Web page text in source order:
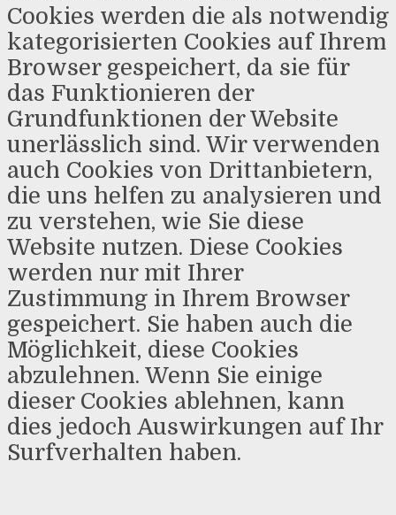
Cookies werden die als notwendig
kategorisierten Cookies auf Ihrem
Browser gespeichert, da sie für
das Funktionieren der
Grundfunktionen der Website
unerlässlich sind. Wir verwenden
auch Cookies von Drittanbietern,
die uns helfen zu analysieren und
zu verstehen, wie Sie diese
Website nutzen. Diese Cookies
werden nur mit Ihrer
Zustimmung in Ihrem Browser
gespeichert. Sie haben auch die
Möglichkeit, diese Cookies
abzulehnen. Wenn Sie einige
dieser Cookies ablehnen, kann
dies jedoch Auswirkungen auf Ihr
Surfverhalten haben.